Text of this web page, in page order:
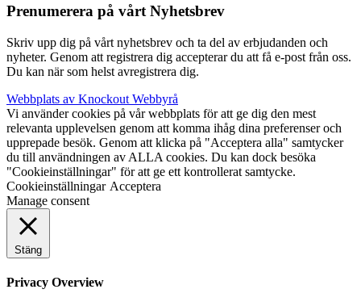
Prenumerera på vårt Nyhetsbrev
Skriv upp dig på vårt nyhetsbrev och ta del av erbjudanden och
nyheter. Genom att registrera dig accepterar du att få e-post från oss.
Du kan när som helst avregistrera dig.
Webbplats av Knockout Webbyrå
Vi använder cookies på vår webbplats för att ge dig den mest
relevanta upplevelsen genom att komma ihåg dina preferenser och
upprepade besök. Genom att klicka på "Acceptera alla" samtycker
du till användningen av ALLA cookies. Du kan dock besöka
"Cookieinställningar" för att ge ett kontrollerat samtycke.
Cookieinställningar Acceptera
Manage consent
Stäng
Privacy Overview